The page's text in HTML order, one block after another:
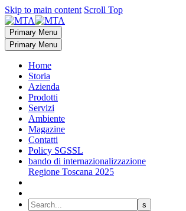
Skip to main content Scroll Top
Primary Menu
Primary Menu
Home
Storia
Azienda
Prodotti
Servizi
Ambiente
Magazine
Contatti
Policy SGSSL
bando di internazionalizzazione
Regione Toscana 2025